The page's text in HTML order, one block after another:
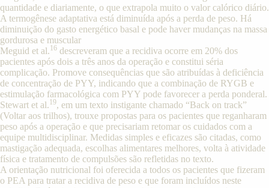
quantidade e diariamente, o que extrapola muito o valor calórico diário.
A termogênese adaptativa está diminuída após a perda de peso. Há
diminuição do gasto energético basal e pode haver mudanças na massa
gordurosa e muscular
Meguid et al.16 descreveram que a recidiva ocorre em 20% dos
pacientes após dois a três anos da operação e constitui séria
complicação. Promove consequências que são atribuídas à deficiência
de concentração de PYY, indicando que a combinação de RYGB e
estimulação farmacológica com PYY pode favorecer a perda ponderal.
Stewart et al.19, em um texto instigante chamado “Back on track”
(Voltar aos trilhos), trouxe propostas para os pacientes que reganharam
peso após a operação e que precisariam retomar os cuidados com a
equipe multidisciplinar. Medidas simples e eficazes são citadas, como
mastigação adequada, escolhas alimentares melhores, volta à atividade
física e tratamento de compulsões são refletidas no texto.
A orientação nutricional foi oferecida a todos os pacientes que fizeram
o PEA para tratar a recidiva de peso e que foram incluídos neste